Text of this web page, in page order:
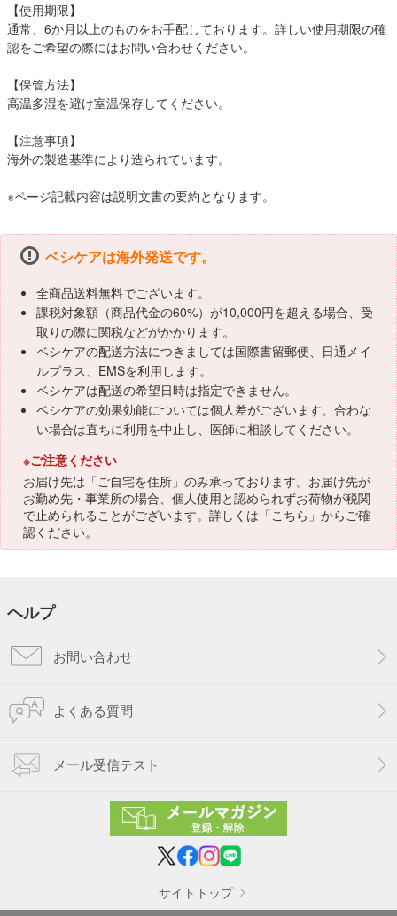
【使用期限】
通常、6か月以上のものをお手配しております。詳しい使用期限の確
認をご希望の際にはお問い合わせください。
【保管方法】
高温多湿を避け室温保存してください。
【注意事項】
海外の製造基準により造られています。
※ページ記載内容は説明文書の要約となります。
ベシケアは海外発送です。
全商品送料無料でございます。
課税対象額（商品代金の60%）が10,000円を超える場合、受
取りの際に関税などがかかります。
ベシケアの配送方法につきましては国際書留郵便、日通メイ
ルプラス、EMSを利用します。
ベシケアは配送の希望日時は指定できません。
ベシケアの効果効能については個人差がございます。合わな
い場合は直ちに利用を中止し、医師に相談してください。
※ご注意ください
お届け先は「ご自宅を住所」のみ承っております。お届け先が
お勤め先・事業所の場合、個人使用と認められずお荷物が税関
で止められることがございます。詳しくは「こちら 」からご確
認ください。
ヘルプ
お問い合わせ
よくある質問
メール受信テスト
サイトトップ